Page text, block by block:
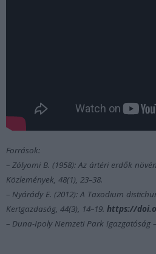
Források:
– Zólyomi B. (1958): Az ártéri erdők
Közlemények, 48(1), 23–38.
– Nyárády E. (2012): A Taxodium
Kertgazdaság, 44(3), 14–19. https://
– Duna-Ipoly Nemzeti Park Igazgatóság –